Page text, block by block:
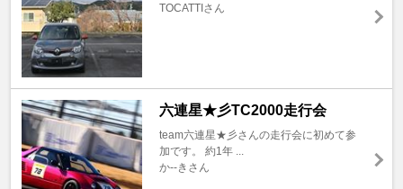
TOCATTIさん
六連星★彡TC2000走行会
team六連星★彡さんの走行会に初めて参
加です。 約1年 ...
か--きさん